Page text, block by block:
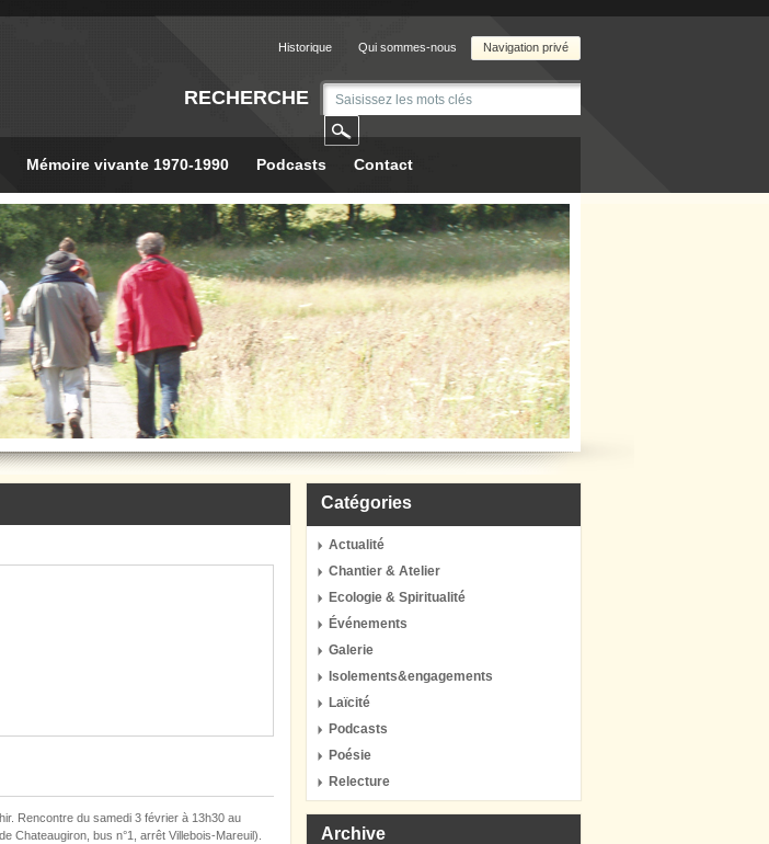
Navigation privé
Historique Qui sommes-nous
RECHERCHE
Mémoire vivante 1970-1990 Podcasts Contact
Rencontre du samedi 3 février à 13h30 au
Chateaugiron, bus n°1, arrêt Villebois-Mareuil).
Catégories
Actualité
Chantier & Atelier
Ecologie & Spiritualité
Événements
Galerie
Isolements&engagements
Laïcité
Podcasts
Poésie
Relecture
Archive